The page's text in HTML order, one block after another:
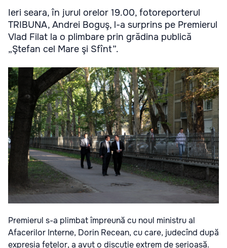
Ieri seara, în jurul orelor 19.00, fotoreporterul
TRIBUNA, Andrei Boguş, l-a surprins pe Premierul
Vlad Filat la o plimbare prin grădina publică
„Ştefan cel Mare şi Sfînt”.
Premierul s-a plimbat împreună cu noul ministru al
Afacerilor Interne, Dorin Recean, cu care, judecînd după
expresia feţelor, a avut o discuţie extrem de serioasă.